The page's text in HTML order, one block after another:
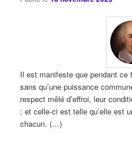
Il est manifeste que pendant
sans qu’une puissance
respect mêlé d’effroi, leur
; et celle-ci est telle qu’elle est
chacun. (…)